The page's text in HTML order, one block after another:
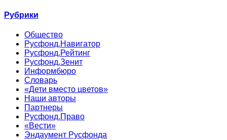
Рубрики
Общество
Русфонд.Навигатор
Русфонд.Рейтинг
Русфонд.Зенит
Информбюро
Словарь
«Дети вместо цветов»
Наши авторы
Партнеры
Русфонд.Право
«Вести»
Эндаумент Русфонда